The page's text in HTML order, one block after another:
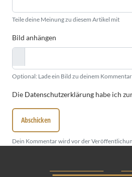
Teile deine Meinung zu diesem Artikel mit
Bild anhängen
Optional: Lade ein Bild zu deinem
Die Datenschutzerklärung habe ich
Abschicken
Dein Kommentar wird vor der